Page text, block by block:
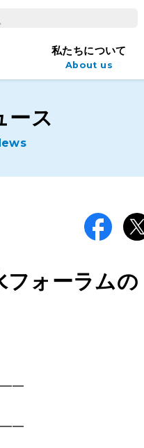
私たちについて
About us
ース
ォーラムの